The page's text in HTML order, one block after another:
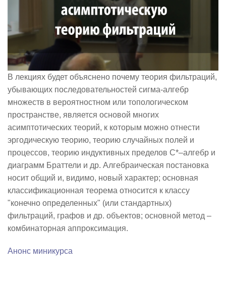
В лекциях будет объяснено почему теория фильтраций,
убывающих последовательностей сигма-алгебр
множеств в вероятностном или топологическом
пространстве, является основой многих
асимптотических теорий, к которым можно отнести
эргодическую теорию, теорию случайных полей и
процессов, теорию индуктивных пределов С*–алгебр и
диаграмм Браттели и др. Алгебраическая постановка
носит общий и, видимо, новый характер; основная
классификационная теорема относится к классу
"конечно определенных" (или стандартных)
фильтраций, графов и др. объектов; основной метод –
комбинаторная аппроксимация.
Анонс миникурса